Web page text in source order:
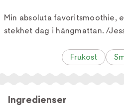
Min absoluta favoritsmoothie,
stekhet dag i hängmattan. /
Frukost
Ingredienser